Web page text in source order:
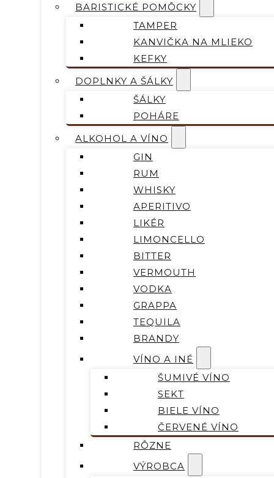
BARISTICKÉ POMÔCKY
TAMPER
KANVIČKA NA MLIEKO
KEFKY
DOPLNKY A ŠÁLKY
ŠÁLKY
POHÁRE
ALKOHOL A VÍNO
GIN
RUM
WHISKY
APERITIVO
LIKÉR
LIMONCELLO
BITTER
VERMOUTH
VODKA
GRAPPA
TEQUILA
BRANDY
VÍNO A INÉ
ŠUMIVÉ VÍNO
SEKT
BIELE VÍNO
ČERVENÉ VÍNO
RÔZNE
VÝROBCA